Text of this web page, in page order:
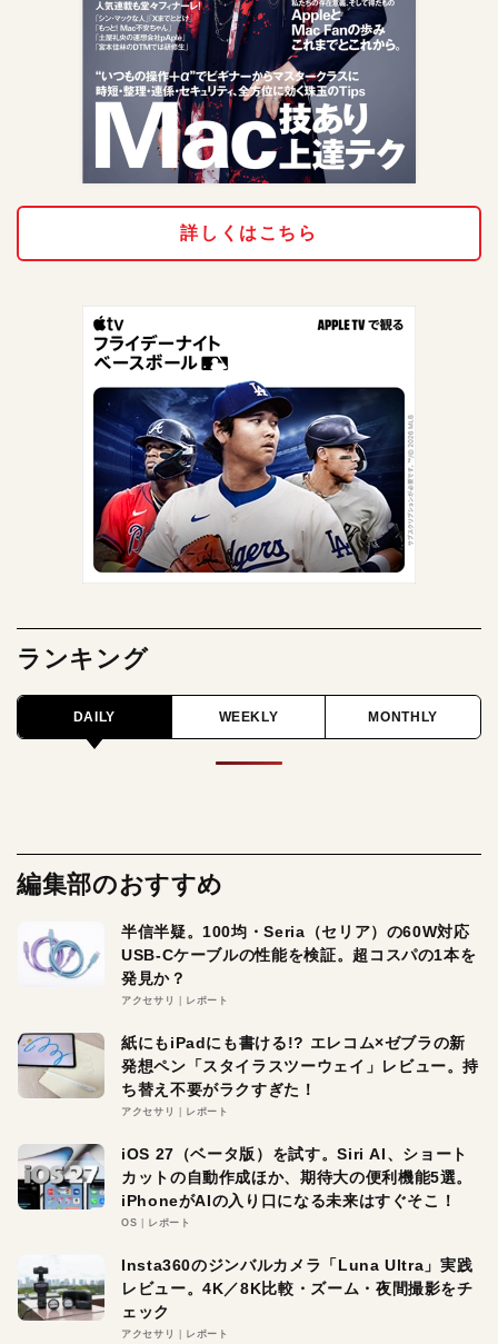
詳しくはこちら
ランキング
DAILY WEEKLY MONTHLY
編集部のおすすめ
半信半疑。100均・Seria（セリア）の60W対応
USB-Cケーブルの性能を検証。超コスパの1本を
発見か？
アクセサリ レポート
紙にもiPadにも書ける!? エレコム×ゼブラの新
発想ペン「スタイラスツーウェイ」レビュー。持
ち替え不要がラクすぎた！
アクセサリ レポート
iOS 27（ベータ版）を試す。Siri AI、ショート
カットの自動作成ほか、期待大の便利機能5選。
iPhoneがAIの入り口になる未来はすぐそこ！
OS レポート
Insta360のジンバルカメラ「Luna Ultra」実践
レビュー。4K／8K比較・ズーム・夜間撮影をチ
ェック
アクセサリ レポート